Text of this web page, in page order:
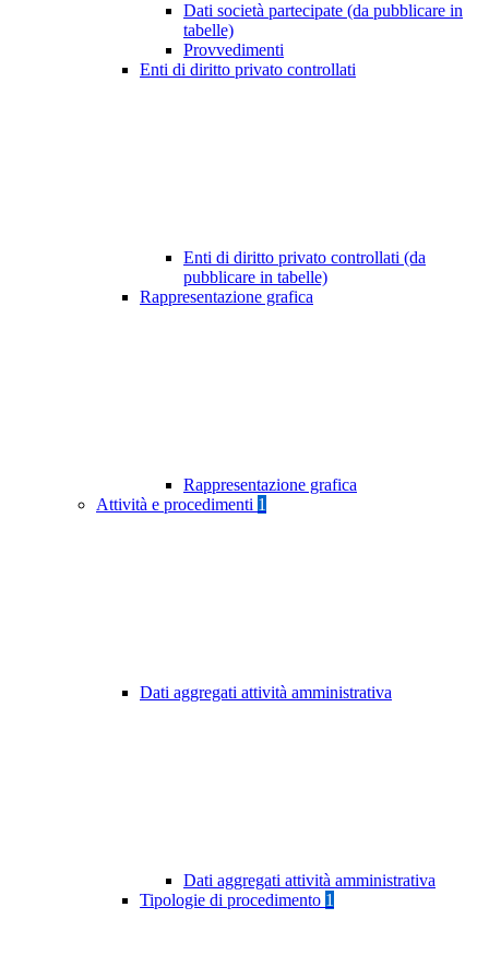
Dati società partecipate (da pubblicare in
tabelle)
Provvedimenti
Enti di diritto privato controllati
Enti di diritto privato controllati (da
pubblicare in tabelle)
Rappresentazione grafica
Rappresentazione grafica
Attività e procedimenti 1
Dati aggregati attività amministrativa
Dati aggregati attività amministrativa
Tipologie di procedimento 1